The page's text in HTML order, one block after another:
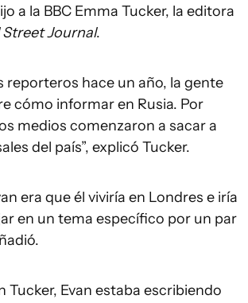
a la BBC Emma Tucker, la editora
Street Journal.
reporteros hace un año, la gente
cómo informar en Rusia. Por
medios comenzaron a sacar a
del país”, explicó Tucker.
era que él viviría en Londres e iría
en un tema específico por un par
Tucker, Evan estaba escribiendo